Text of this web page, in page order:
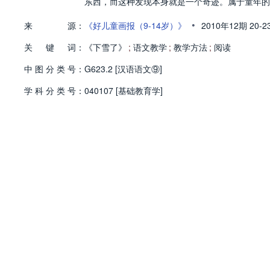
来
源： 《好儿童画报（9-14岁）》 • 2010年12期 20-
关
键 词： 《下雪了》 ; 语文教学 ; 教学方法 ; 阅读
中 图 分 类 号： G623.2 [汉语语文⑨]
学 科 分 类 号： 040107 [基础教育学]